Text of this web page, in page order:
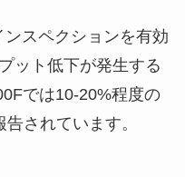
スペクションを有効
ット低下が発生する
では10-20%程度の
されています。